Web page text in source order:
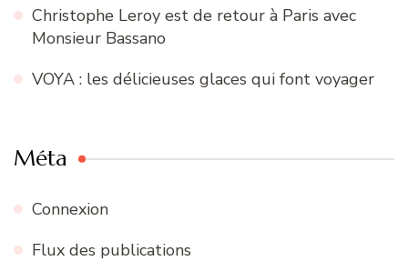
Christophe Leroy est de retour à Paris avec
Monsieur Bassano
VOYA : les délicieuses glaces qui font voyager
Méta
Connexion
Flux des publications